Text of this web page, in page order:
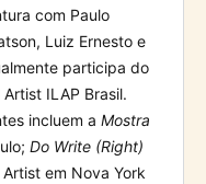
com Paulo
Luiz Ernesto e
participa do
ILAP Brasil.
incluem a Mostra
Do Write (Right)
em Nova York